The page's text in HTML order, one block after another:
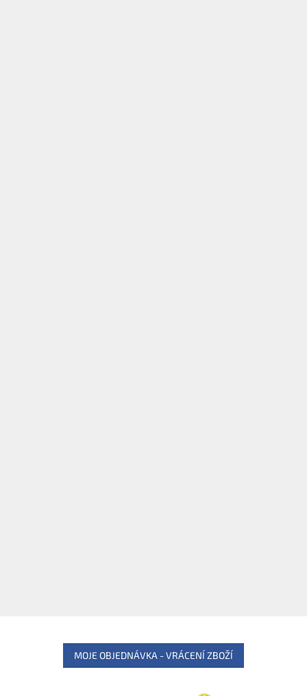
MOJE OBJEDNÁVKA - VRÁCENÍ ZBOŽÍ